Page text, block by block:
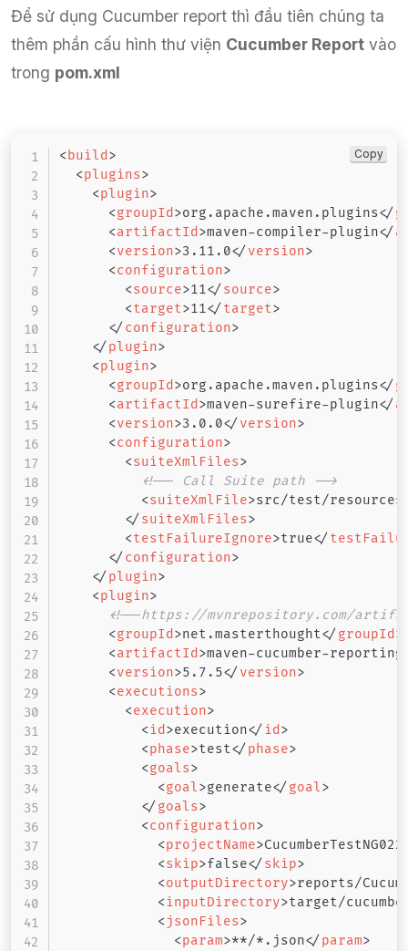
Để sử dụng Cucumber report thì đầu tiên chúng ta
thêm phần cấu hình thư viện Cucumber Report vào
trong pom.xml
<build >
<plugins>
<plugin>
<groupId >org.apache.maven.plugins</
<artifactId >maven-compiler-plugin</
<version>3.11.0</version>
<configuration>
<source>11</source>
<target>11</target>
</configuration>
</plugin>
<plugin>
<groupId >org.apache.maven.plugins</
<artifactId >maven-surefire-plugin</
<version>3.0.0</version>
<configuration>
<suiteXmlFiles>
<!-- Call Suite path -->
<suiteXmlFile>src/test/resources/
</suiteXmlFiles>
<testFailureIgnore>true</
</configuration>
</plugin>
<plugin>
<!--https://mvnrepository.com/
<groupId >net.masterthought</groupId >
<artifactId >maven-cucumber-reporting
<version>5.7.5</version>
<executions>
<execution>
<id >execution</id >
<phase>test</phase>
<goals>
<goal>generate</goal>
</goals>
<configuration>
<projectName>
<skip>false</skip>
<outputDirectory>reports/
<inputDirectory>target/
<jsonFiles>
<param>**/*.json</param>
Copy